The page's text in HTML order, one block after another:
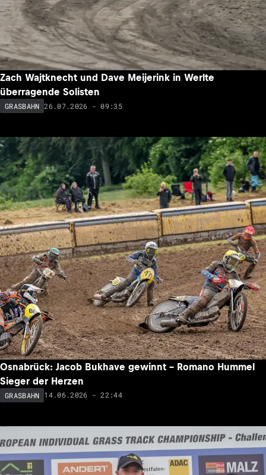
Zach Wajtknecht und Dave Meijerink in Werlte
überragende Solisten
GRASBAHN 26.07.2026 - 09:35
Osnabrück: Jacob Bukhave gewinnt – Romano Hummel
Sieger der Herzen
GRASBAHN 14.06.2026 - 22:44